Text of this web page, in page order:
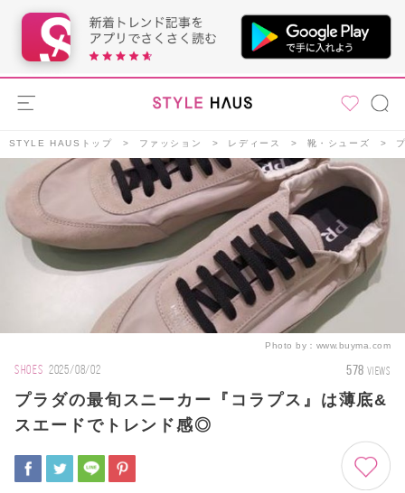
STYLE HAUSトップ ファッション レディース 靴・シューズ
Photo by： www.buyma.com
SHOES 2025/08/02 578 VIEWS
プラダの最旬スニーカー『コラプス』は薄底&
スエードでトレンド感◎